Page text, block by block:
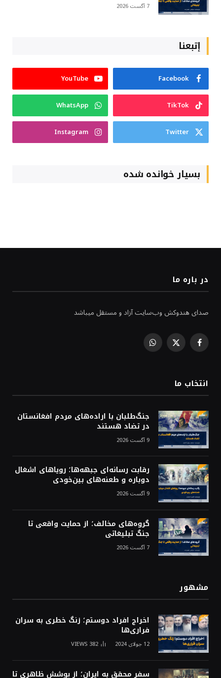
7 آگست 2026
إتبعنا
Facebook
YouTube
TikTok
WhatsApp
Twitter
Instagram
بسیار خوانده شده
در باره ما
صدای هندوکش وب‌سایت آزاد و مستقل میباشد
Facebook
X
WhatsApp
انتخاب ما
جنگ‌طلبان با اراده‌های مردم افغانستان
در تضاد هستند
9 آگست 2026
رقابت رسانه‌ای جبهه‌ها؛ رویاهای اشغال
دوباره و طعنه‌های بین‌خودی
9 آگست 2026
گروه‌های مخالف؛ از حمایت واقعی تا
جنگ تبلیغاتی
7 آگست 2026
مشهور
اخراج افراد دوستم؛ زنگ خطری به سران
فراری‌ها
12 جولای 2024 382
VIEWS
سفر محقق به ایران؛ از پوشش ظاهری تا